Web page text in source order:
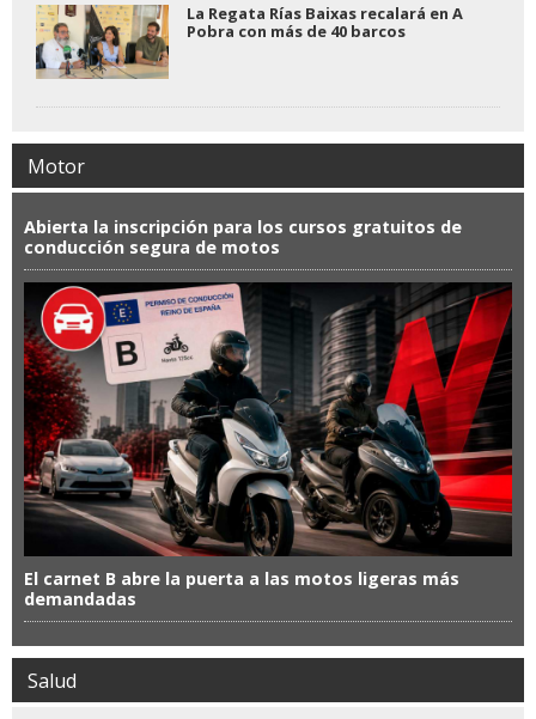
La Regata Rías Baixas recalará en A
Pobra con más de 40 barcos
Motor
Abierta la inscripción para los cursos gratuitos de
conducción segura de motos
El carnet B abre la puerta a las motos ligeras más
demandadas
Salud